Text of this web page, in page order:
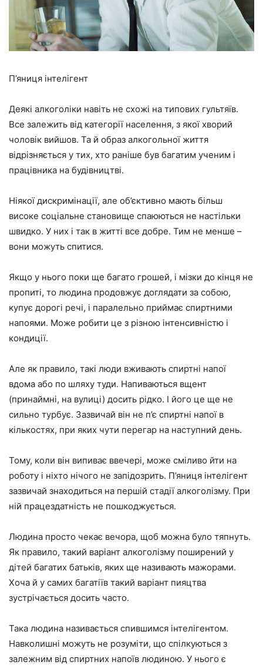
П’яниця інтелігент
Деякі алкоголіки навіть не схожі на типових гультяїв.
Все залежить від категорії населення, з якої хворий
чоловік вийшов. Та й образ алкогольної життя
відрізняється у тих, хто раніше був багатим ученим і
працівника на будівництві.
Ніякої дискримінації, але об’єктивно мають більш
високе соціальне становище спаюються не настільки
швидко. У них і так в житті все добре. Тим не менше –
вони можуть спитися.
Якщо у нього поки ще багато грошей, і мізки до кінця не
пропиті, то людина продовжує доглядати за собою,
купує дорогі речі, і паралельно приймає спиртними
напоями. Може робити це з різною інтенсивністю і
кондиції.
Але як правило, такі люди вживають спиртні напої
вдома або по шляху туди. Напиваються вщент
(принаймні, на вулиці) досить рідко. І його це ще не
сильно турбує. Зазвичай він не п’є спиртні напої в
кількостях, при яких чути перегар на наступний день.
Тому, коли він випиває ввечері, може сміливо йти на
роботу і ніхто нічого не запідозрить. П’яниця інтелігент
зазвичай знаходиться на першій стадії алкоголізму. При
ній працездатність не пошкоджується.
Людина просто чекає вечора, щоб можна було тяпнуть.
Як правило, такий варіант алкоголізму поширений у
дітей багатих батьків, яких ще називають мажорами.
Хоча й у самих багатіїв такий варіант пияцтва
зустрічається досить часто.
Така людина називається спившимся інтелігентом.
Навколишні можуть не розуміти, що спілкуються з
залежним від спиртних напоїв людиною. У нього є